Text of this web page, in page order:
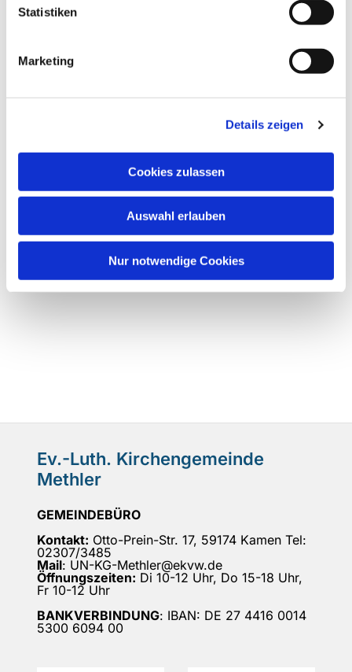
Statistiken
Marketing
Details zeigen
Cookies zulassen
Auswahl erlauben
Nur notwendige Cookies
Ev.-Luth. Kirchengemeinde
Methler
GEMEINDEBÜRO
Kontakt: Otto-Prein-Str. 17, 59174 Kamen Tel:
02307/3485
Mail: UN-KG-Methler@ekvw.de
Öffnungszeiten: Di 10-12 Uhr, Do 15-18 Uhr,
Fr 10-12 Uhr
BANKVERBINDUNG: IBAN: DE 27 4416 0014
5300 6094 00